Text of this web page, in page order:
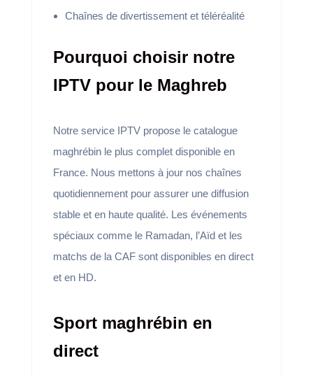
Chaînes de divertissement et téléréalité
Pourquoi choisir notre
IPTV pour le Maghreb
Notre service IPTV propose le catalogue
maghrébin le plus complet disponible en
France. Nous mettons à jour nos chaînes
quotidiennement pour assurer une diffusion
stable et en haute qualité. Les événements
spéciaux comme le Ramadan, l’Aïd et les
matchs de la CAF sont disponibles en direct
et en HD.
Sport maghrébin en
direct